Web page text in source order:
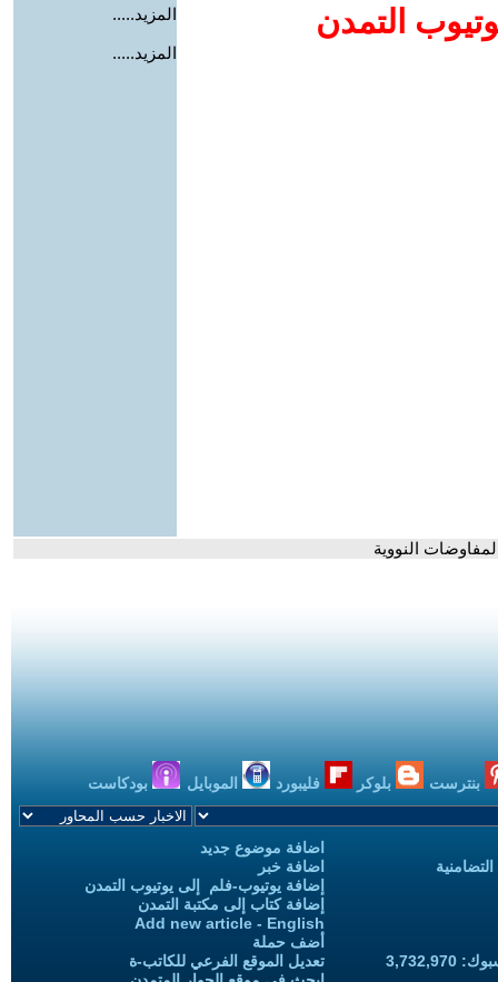
التمدن
المزيد.....
المزيد.....
النووية
بنترست بلوكر فليبورد الموبايل بودكاست
اضافة موضوع جديد
اضافة خبر
إضافة يوتيوب-فلم إلى يوتيوب التمدن
إضافة كتاب إلى مكتبة التمدن
Add new article - English
أضف حملة
تعديل الموقع الفرعي للكاتب-ة